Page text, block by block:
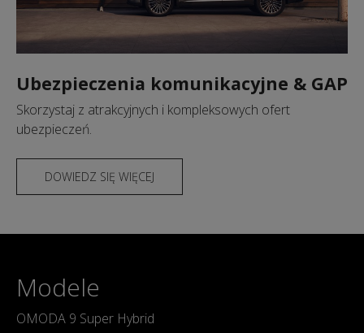
Ubezpieczenia komunikacyjne & GAP
Skorzystaj z atrakcyjnych i kompleksowych ofert
ubezpieczeń.
DOWIEDZ SIĘ WIĘCEJ
Modele
OMODA 9 Super Hybrid